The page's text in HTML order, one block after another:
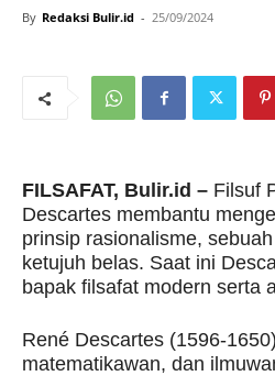
By Redaksi Bulir.id - 25/09/2024
FILSAFAT, Bulir.id – Filsuf
Descartes membantu
prinsip rasionalisme,
ketujuh belas. Saat ini
bapak filsafat modern serta
René Descartes (1596-
matematikawan, dan